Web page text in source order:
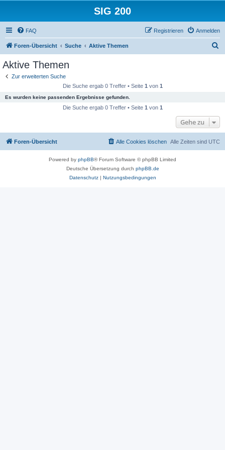
SIG 200
FAQ Anmelden
Registrieren
Foren-Übersicht Suche Aktive Themen
Aktive Themen
Zur erweiterten Suche
Die Suche ergab 0 Treffer • Seite 1 von 1
Es wurden keine passenden Ergebnisse gefunden.
Die Suche ergab 0 Treffer • Seite 1 von 1
Gehe zu
Foren-Übersicht Alle Zeiten sind UTC
Alle Cookies löschen
Powered by phpBB® Forum Software © phpBB Limited
Deutsche Übersetzung durch phpBB.de
Datenschutz| Nutzungsbedingungen